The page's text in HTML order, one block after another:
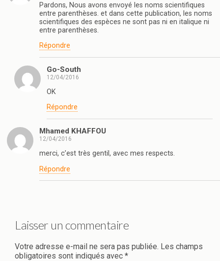
Pardons, Nous avons envoyé les noms scientifiques
entre parenthèses. et dans cette publication, les noms
scientifiques des espèces ne sont pas ni en italique ni
entre parenthèses.
Répondre
Go-South
12/04/2016
OK
Répondre
Mhamed KHAFFOU
12/04/2016
merci, c’est très gentil, avec mes respects.
Répondre
Laisser un commentaire
Votre adresse e-mail ne sera pas publiée. Les champs
obligatoires sont indiqués avec *